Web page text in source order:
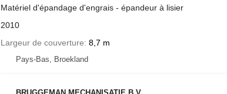
Matériel d'épandage d'engrais - épandeur à lisier
2010
Largeur de couverture 8,7 m
Pays-Bas, Broekland